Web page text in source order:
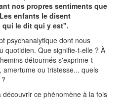
nos propres sentiments que
enfants le disent
qui le dit qui y est".
psychanalytique dont nous
quotidien. Que signifie-t-elle ? À
détournés s'exprime-t-
amertume ou tristesse... quels
ce phénomène à la fois